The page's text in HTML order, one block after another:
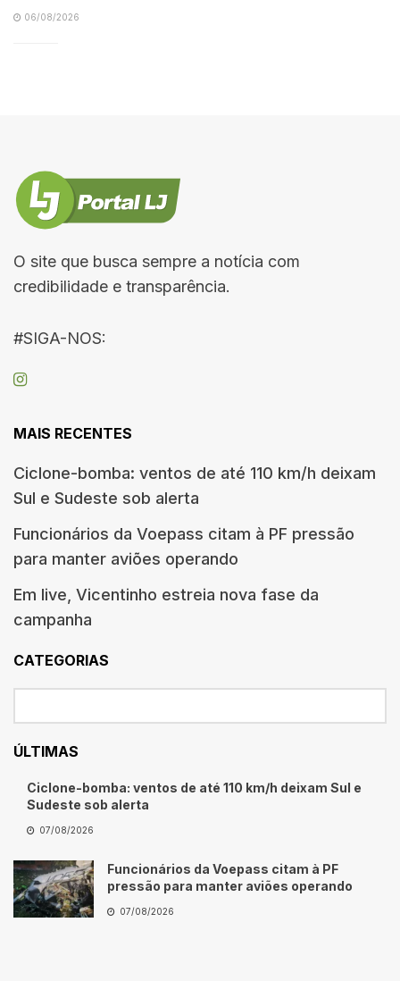
06/08/2026
O site que busca sempre a notícia com
credibilidade e transparência.
#SIGA-NOS:
MAIS RECENTES
Ciclone-bomba: ventos de até 110 km/h deixam
Sul e Sudeste sob alerta
Funcionários da Voepass citam à PF pressão
para manter aviões operando
Em live, Vicentinho estreia nova fase da
campanha
CATEGORIAS
ÚLTIMAS
Ciclone-bomba: ventos de até 110 km/h deixam Sul e
Sudeste sob alerta
07/08/2026
Funcionários da Voepass citam à PF
pressão para manter aviões operando
07/08/2026